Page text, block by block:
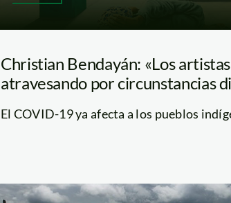
Christian Bendayán: «Los
atravesando por circunstancias
El COVID-19 ya afecta a los pueblos